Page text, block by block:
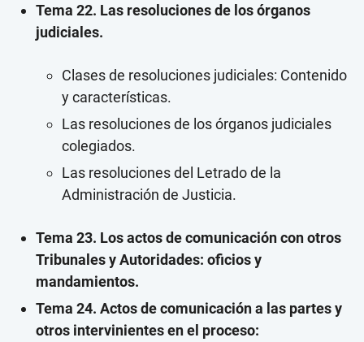
Tema 22. Las resoluciones de los órganos
judiciales.
Clases de resoluciones judiciales: Contenido
y características.
Las resoluciones de los órganos judiciales
colegiados.
Las resoluciones del Letrado de la
Administración de Justicia.
Tema 23. Los actos de comunicación con otros
Tribunales y Autoridades: oficios y
mandamientos.
Tema 24. Actos de comunicación a las partes y
otros intervinientes en el proceso: